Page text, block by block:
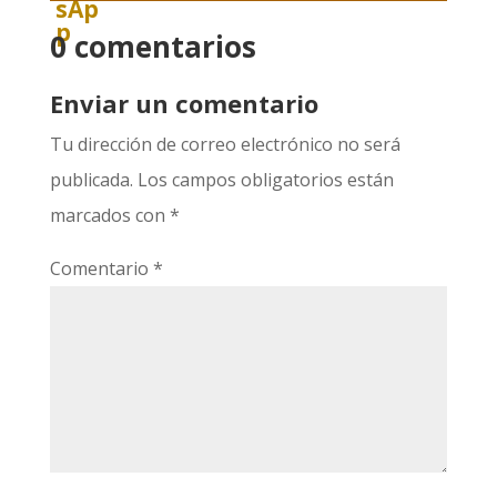
0 comentarios
Enviar un comentario
Tu dirección de correo electrónico no será
publicada. Los campos obligatorios están
marcados con *
Comentario *